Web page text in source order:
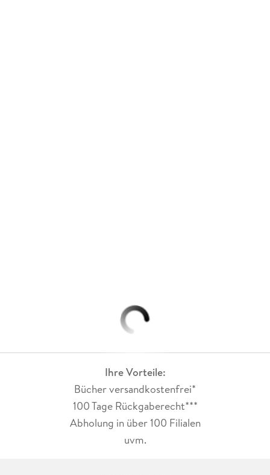
Ihre Vorteile:
Bücher versandkostenfrei*
100 Tage Rückgaberecht***
Abholung in über 100 Filialen
uvm.